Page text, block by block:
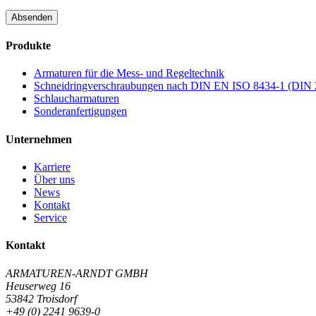
Absenden
Produkte
Armaturen für die Mess- und Regeltechnik
Schneidringverschraubungen nach DIN EN ISO 8434-1 (DIN
Schlaucharmaturen
Sonderanfertigungen
Unternehmen
Karriere
Über uns
News
Kontakt
Service
Kontakt
ARMATUREN-ARNDT GMBH
Heuserweg 16
53842 Troisdorf
+49 (0) 2241 9639-0